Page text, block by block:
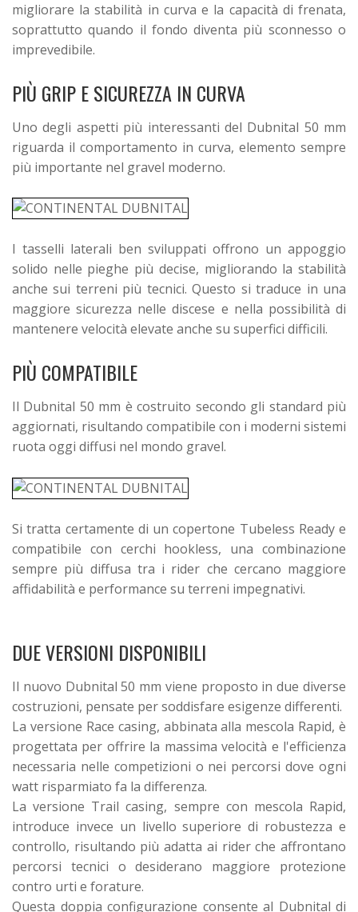
migliorare la stabilità in curva e la capacità di frenata,
soprattutto quando il fondo diventa più sconnesso o
imprevedibile.
PIÙ GRIP E SICUREZZA IN CURVA
Uno degli aspetti più interessanti del Dubnital 50 mm
riguarda il comportamento in curva, elemento sempre
più importante nel gravel moderno.
I tasselli laterali ben sviluppati offrono un appoggio
solido nelle pieghe più decise, migliorando la stabilità
anche sui terreni più tecnici. Questo si traduce in una
maggiore sicurezza nelle discese e nella possibilità di
mantenere velocità elevate anche su superfici difficili.
PIÙ COMPATIBILE
Il Dubnital 50 mm è costruito secondo gli standard più
aggiornati, risultando compatibile con i moderni sistemi
ruota oggi diffusi nel mondo gravel.
Si tratta certamente di un copertone Tubeless Ready e
compatibile con cerchi hookless, una combinazione
sempre più diffusa tra i rider che cercano maggiore
affidabilità e performance su terreni impegnativi.
DUE VERSIONI DISPONIBILI
Il nuovo Dubnital 50 mm viene proposto in due diverse
costruzioni, pensate per soddisfare esigenze differenti.
La versione Race casing, abbinata alla mescola Rapid, è
progettata per offrire la massima velocità e l'efficienza
necessaria nelle competizioni o nei percorsi dove ogni
watt risparmiato fa la differenza.
La versione Trail casing, sempre con mescola Rapid,
introduce invece un livello superiore di robustezza e
controllo, risultando più adatta ai rider che affrontano
percorsi tecnici o desiderano maggiore protezione
contro urti e forature.
Questa doppia configurazione consente al Dubnital di